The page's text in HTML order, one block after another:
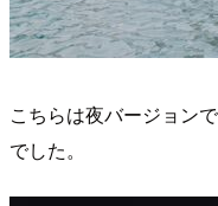
こちらは夜バージョン
でした。